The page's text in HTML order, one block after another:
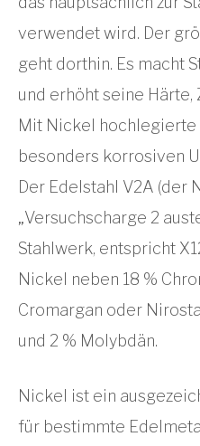
verwendet wird. Der
geht dorthin. Es macht
und erhöht seine
Mit Nickel hochlegierte
besonders korrosiven
Der Edelstahl V2A (der
„Versuchscharge 2
Stahlwerk, entspricht
Nickel neben 18 %
Cromargan oder
und 2 % Molybdän.
Nickel ist ein
für bestimmte